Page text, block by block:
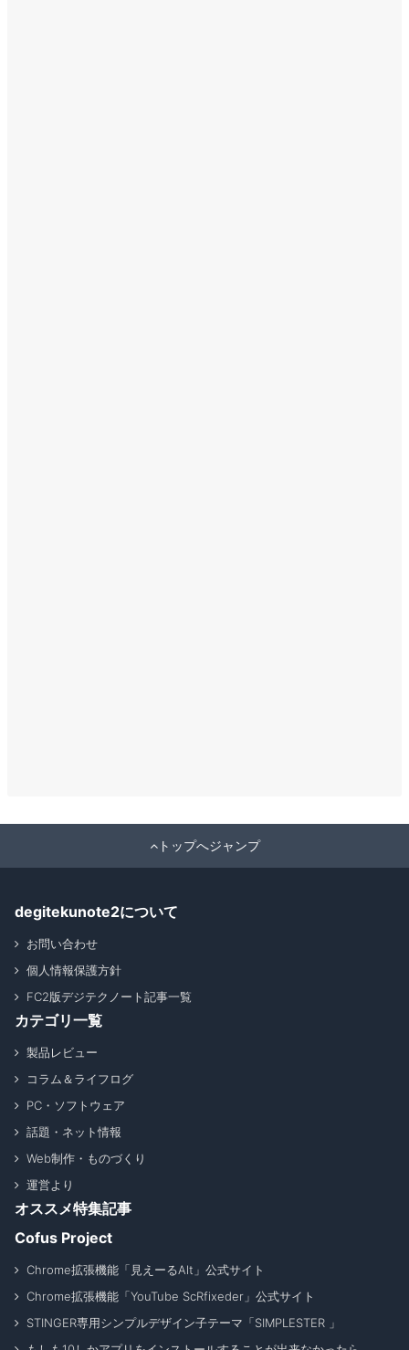
トップへジャンプ
degitekunote2について
お問い合わせ
個人情報保護方針
FC2版デジテクノート記事一覧
カテゴリ一覧
製品レビュー
コラム＆ライフログ
PC・ソフトウェア
話題・ネット情報
Web制作・ものづくり
運営より
オススメ特集記事
Cofus Project
Chrome拡張機能「見えーるAlt」公式サイト
Chrome拡張機能「YouTube ScRfixeder」公式サイト
STINGER専用シンプルデザイン子テーマ「SIMPLESTER 」